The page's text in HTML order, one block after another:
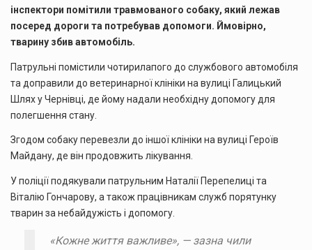
інспектори помітили травмованого собаку, який лежав
посеред дороги та потребував допомоги. Ймовірно,
тварину збив автомобіль.
Патрульні помістили чотирилапого до службового автомобіля
та доправили до ветеринарної клініки на вулиці Галицький
Шлях у Чернівці, де йому надали необхідну допомогу для
полегшення стану.
Згодом собаку перевезли до іншої клініки на вулиці Героїв
Майдану, де він продовжить лікування.
У поліції подякували патрульним Наталії Перепелиці та
Віталію Гончарову, а також працівникам служб порятунку
тварин за небайдужість і допомогу.
«Кожне життя важливе», — зазна чили